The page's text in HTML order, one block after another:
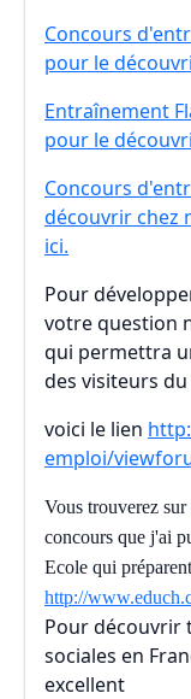
Concours
pour le
Entraînement
pour le
Concours
découvrir chez
ici.
Pour
votre question
qui permettra
des visiteurs
voici le lien
emploi/
Vous trouverez
concours que j'ai
Ecole qui
http://
Pour découvrir
sociales en
excellent